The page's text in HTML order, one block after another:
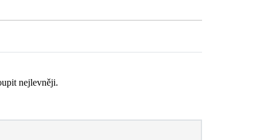
nejlevněji.